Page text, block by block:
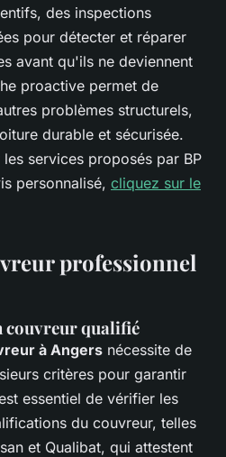
des inspections
pour détecter et réparer
avant qu'ils ne deviennent
proactive permet de
problèmes structurels,
durable et sécurisée.
services proposés par BP
personnalisé, cliquez sur le
professionnel
couvreur qualifié
à Angers nécessite de
critères pour garantir
essentiel de vérifier les
du couvreur, telles
et Qualibat, qui attestent